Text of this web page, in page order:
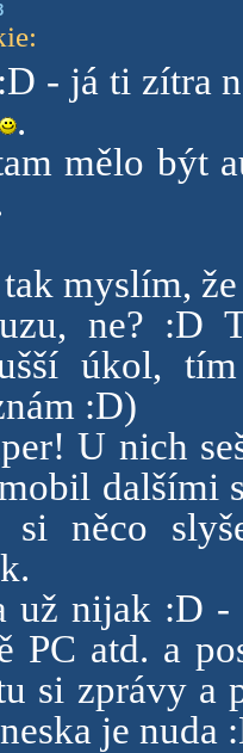
:
- já ti zítra
.
mělo být
myslím,
ne? :D
úkol,
:D)
U nich
dalšími
něco
už nijak :D
PC atd. a
si zprávy a
je nuda